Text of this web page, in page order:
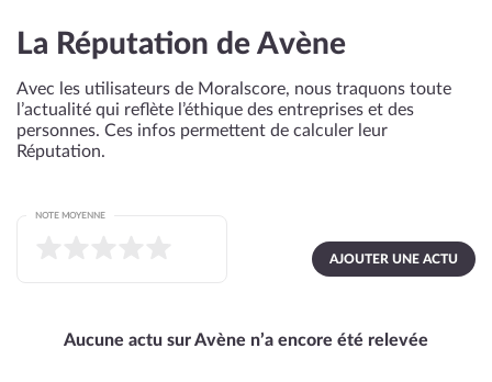
La Réputation de Avène
Avec les utilisateurs de Moralscore, nous traquons toute
l’actualité qui reflète l’éthique des entreprises et des
personnes. Ces infos permettent de calculer leur
Réputation.
AJOUTER UNE ACTU
NOTE MOYENNE
Aucune actu sur Avène n’a encore été relevée